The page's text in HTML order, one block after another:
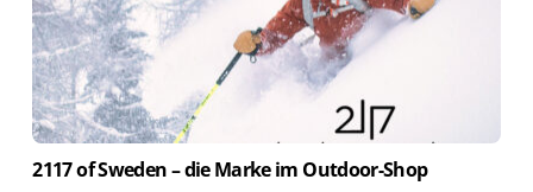
2117 of Sweden – die Marke im Outdoor-Shop